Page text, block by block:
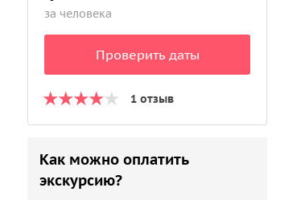
за человека
Проверить даты
1 отзыв
Как можно оплатить
экскурсию?